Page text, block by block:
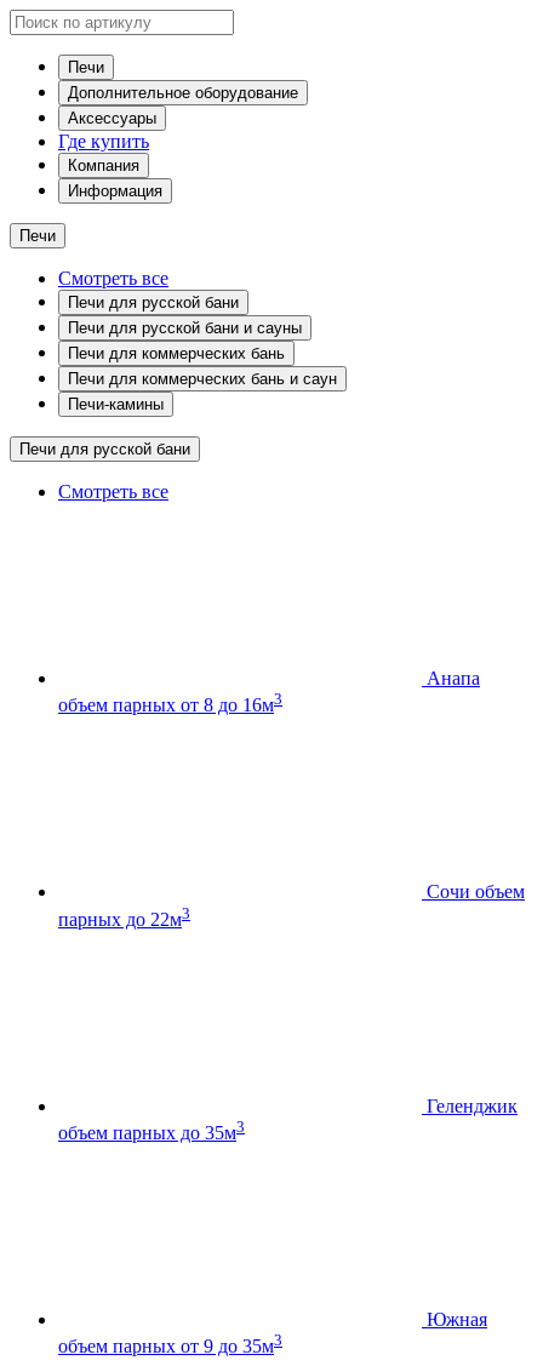
Печи
Дополнительное оборудование
Аксессуары
Где купить
Компания
Информация
Печи
Смотреть все
Печи для русской бани
Печи для русской бани и сауны
Печи для коммерческих бань
Печи для коммерческих бань и саун
Печи-камины
Печи для русской бани
Смотреть все
Анапа
объем парных от 8 до 16м3
Сочи объем
парных до 22м3
Геленджик
объем парных до 35м3
Южная
объем парных от 9 до 35м3